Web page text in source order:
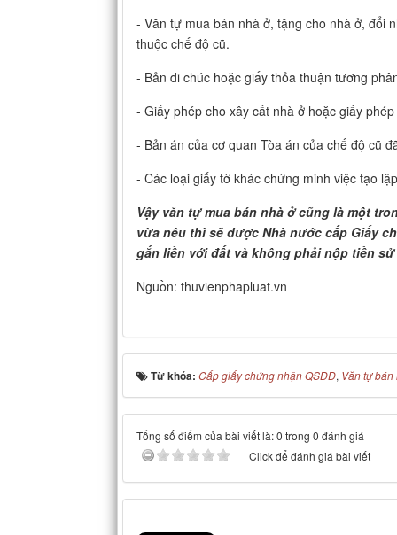
- Văn tự mua bán nhà ở, tặng cho nhà ở, đổi
thuộc chế độ cũ.
- Bản di chúc hoặc giấy thỏa thuận tương
- Giấy phép cho xây cất nhà ở hoặc giấy
- Bản án của cơ quan Tòa án của chế độ cũ
- Các loại giấy tờ khác chứng minh việc tạo
Vậy văn tự mua bán nhà ở cũng là một
vừa nêu thì sẽ được Nhà nước cấp Giấy
gắn liền với đất và không phải nộp tiền
Nguồn: thuvienphapluat.vn
Từ khóa: Cấp giấy chứng nhận QSDĐ, Văn tự bán
Tổng số điểm của bài viết là: 0 trong 0 đánh giá
Click để đánh giá bài viết